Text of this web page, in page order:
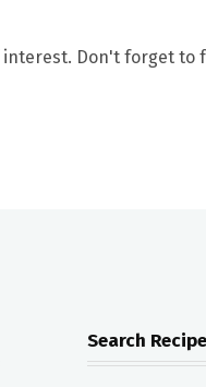
Don't forget to
Search